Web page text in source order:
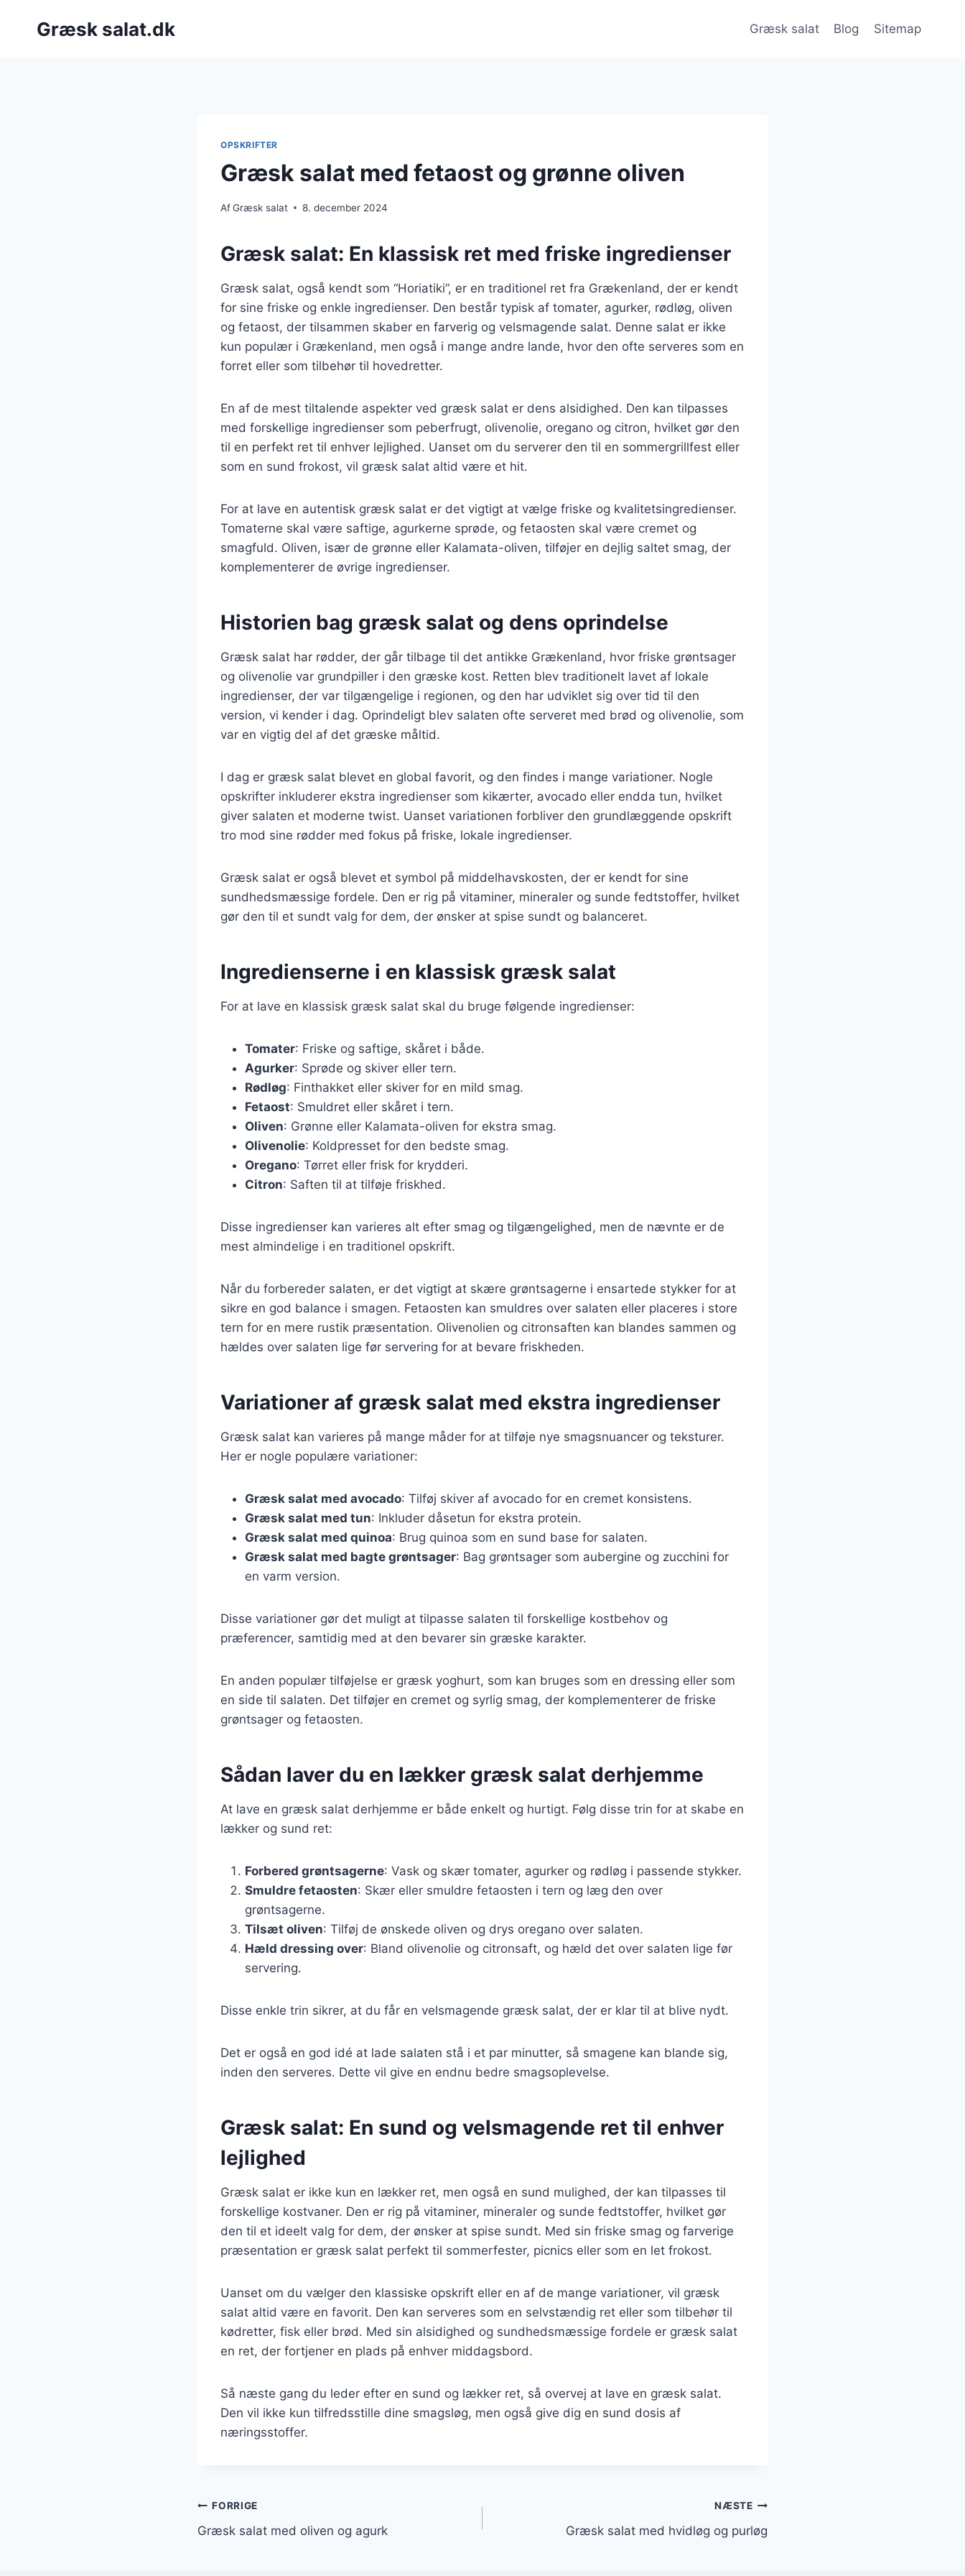
Græsk salat.dk Græsk salat Blog Sitemap
OPSKRIFTER
Græsk salat med fetaost og grønne oliven
AfGræsk salat 8. december 2024
Græsk salat: En klassisk ret med friske ingredienser
Græsk salat, også kendt som “Horiatiki”, er en traditionel ret fra Grækenland, der er kendt
for sine friske og enkle ingredienser. Den består typisk af tomater, agurker, rødløg, oliven
og fetaost, der tilsammen skaber en farverig og velsmagende salat. Denne salat er ikke
kun populær i Grækenland, men også i mange andre lande, hvor den ofte serveres som en
forret eller som tilbehør til hovedretter.
En af de mest tiltalende aspekter ved græsk salat er dens alsidighed. Den kan tilpasses
med forskellige ingredienser som peberfrugt, olivenolie, oregano og citron, hvilket gør den
til en perfekt ret til enhver lejlighed. Uanset om du serverer den til en sommergrillfest eller
som en sund frokost, vil græsk salat altid være et hit.
For at lave en autentisk græsk salat er det vigtigt at vælge friske og kvalitetsingredienser.
Tomaterne skal være saftige, agurkerne sprøde, og fetaosten skal være cremet og
smagfuld. Oliven, især de grønne eller Kalamata-oliven, tilføjer en dejlig saltet smag, der
komplementerer de øvrige ingredienser.
Historien bag græsk salat og dens oprindelse
Græsk salat har rødder, der går tilbage til det antikke Grækenland, hvor friske grøntsager
og olivenolie var grundpiller i den græske kost. Retten blev traditionelt lavet af lokale
ingredienser, der var tilgængelige i regionen, og den har udviklet sig over tid til den
version, vi kender i dag. Oprindeligt blev salaten ofte serveret med brød og olivenolie, som
var en vigtig del af det græske måltid.
I dag er græsk salat blevet en global favorit, og den findes i mange variationer. Nogle
opskrifter inkluderer ekstra ingredienser som kikærter, avocado eller endda tun, hvilket
giver salaten et moderne twist. Uanset variationen forbliver den grundlæggende opskrift
tro mod sine rødder med fokus på friske, lokale ingredienser.
Græsk salat er også blevet et symbol på middelhavskosten, der er kendt for sine
sundhedsmæssige fordele. Den er rig på vitaminer, mineraler og sunde fedtstoffer, hvilket
gør den til et sundt valg for dem, der ønsker at spise sundt og balanceret.
Ingredienserne i en klassisk græsk salat
For at lave en klassisk græsk salat skal du bruge følgende ingredienser:
Tomater: Friske og saftige, skåret i både.
Agurker: Sprøde og skiver eller tern.
Rødløg: Finthakket eller skiver for en mild smag.
Fetaost: Smuldret eller skåret i tern.
Oliven: Grønne eller Kalamata-oliven for ekstra smag.
Olivenolie: Koldpresset for den bedste smag.
Oregano: Tørret eller frisk for krydderi.
Citron: Saften til at tilføje friskhed.
Disse ingredienser kan varieres alt efter smag og tilgængelighed, men de nævnte er de
mest almindelige i en traditionel opskrift.
Når du forbereder salaten, er det vigtigt at skære grøntsagerne i ensartede stykker for at
sikre en god balance i smagen. Fetaosten kan smuldres over salaten eller placeres i store
tern for en mere rustik præsentation. Olivenolien og citronsaften kan blandes sammen og
hældes over salaten lige før servering for at bevare friskheden.
Variationer af græsk salat med ekstra ingredienser
Græsk salat kan varieres på mange måder for at tilføje nye smagsnuancer og teksturer.
Her er nogle populære variationer:
Græsk salat med avocado: Tilføj skiver af avocado for en cremet konsistens.
Græsk salat med tun: Inkluder dåsetun for ekstra protein.
Græsk salat med quinoa: Brug quinoa som en sund base for salaten.
Græsk salat med bagte grøntsager: Bag grøntsager som aubergine og zucchini for
en varm version.
Disse variationer gør det muligt at tilpasse salaten til forskellige kostbehov og
præferencer, samtidig med at den bevarer sin græske karakter.
En anden populær tilføjelse er græsk yoghurt, som kan bruges som en dressing eller som
en side til salaten. Det tilføjer en cremet og syrlig smag, der komplementerer de friske
grøntsager og fetaosten.
Sådan laver du en lækker græsk salat derhjemme
At lave en græsk salat derhjemme er både enkelt og hurtigt. Følg disse trin for at skabe en
lækker og sund ret:
Forbered grøntsagerne: Vask og skær tomater, agurker og rødløg i passende stykker.
Smuldre fetaosten: Skær eller smuldre fetaosten i tern og læg den over
grøntsagerne.
Tilsæt oliven: Tilføj de ønskede oliven og drys oregano over salaten.
Hæld dressing over: Bland olivenolie og citronsaft, og hæld det over salaten lige før
servering.
Disse enkle trin sikrer, at du får en velsmagende græsk salat, der er klar til at blive nydt.
Det er også en god idé at lade salaten stå i et par minutter, så smagene kan blande sig,
inden den serveres. Dette vil give en endnu bedre smagsoplevelse.
Græsk salat: En sund og velsmagende ret til enhver
lejlighed
Græsk salat er ikke kun en lækker ret, men også en sund mulighed, der kan tilpasses til
forskellige kostvaner. Den er rig på vitaminer, mineraler og sunde fedtstoffer, hvilket gør
den til et ideelt valg for dem, der ønsker at spise sundt. Med sin friske smag og farverige
præsentation er græsk salat perfekt til sommerfester, picnics eller som en let frokost.
Uanset om du vælger den klassiske opskrift eller en af de mange variationer, vil græsk
salat altid være en favorit. Den kan serveres som en selvstændig ret eller som tilbehør til
kødretter, fisk eller brød. Med sin alsidighed og sundhedsmæssige fordele er græsk salat
en ret, der fortjener en plads på enhver middagsbord.
Så næste gang du leder efter en sund og lækker ret, så overvej at lave en græsk salat.
Den vil ikke kun tilfredsstille dine smagsløg, men også give dig en sund dosis af
næringsstoffer.
Indlægsnavigation
FORRIGE
Græsk salat med oliven og agurk
NÆSTE
Græsk salat med hvidløg og purløg